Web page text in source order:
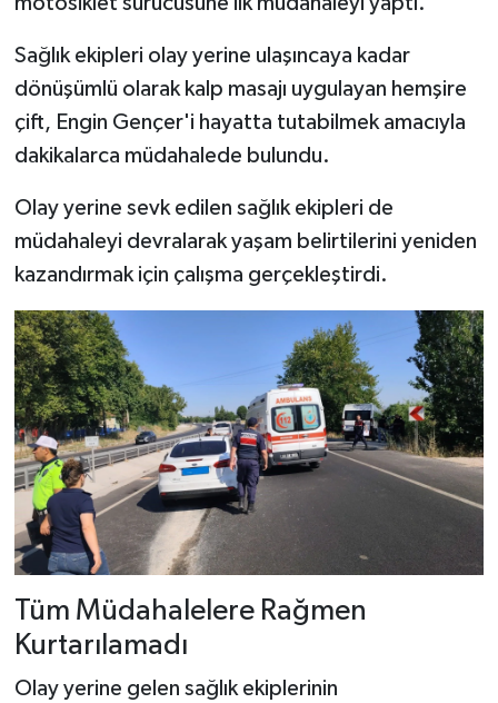
Sağlık ekipleri olay yerine ulaşıncaya kadar
dönüşümlü olarak kalp masajı uygulayan hemşire
çift, Engin Gençer'i hayatta tutabilmek amacıyla
dakikalarca müdahalede bulundu.
Olay yerine sevk edilen sağlık ekipleri de
müdahaleyi devralarak yaşam belirtilerini yeniden
kazandırmak için çalışma gerçekleştirdi.
Tüm Müdahalelere Rağmen
Kurtarılamadı
Olay yerine gelen sağlık ekiplerinin